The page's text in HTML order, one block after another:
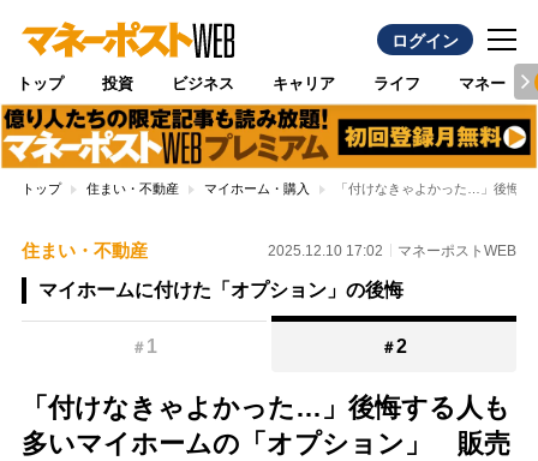
ログイン
トップ 投資 ビジネス キャリア ライフ マネー
トップ 住まい・不動産 マイホーム・購入 「付けなきゃよかった…」後悔
住まい・不動産 2025.12.10 17:02 マネーポストWEB
マイホームに付けた「オプション」の後悔
＃ 1 ＃2
「付けなきゃよかった…」後悔する人も
多いマイホームの「オプション」 販売